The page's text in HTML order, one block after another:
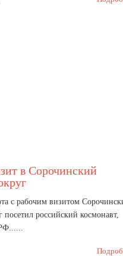
в Сорочинский
с рабочим визитом
посетил российский космонавт,